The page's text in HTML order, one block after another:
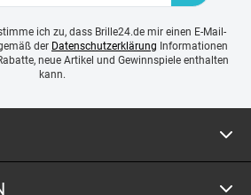
ich zu, dass Brille24.de mir einen E-Mail-
der Datenschutzerklärung Informationen
neue Artikel und Gewinnspiele enthalten
kann.